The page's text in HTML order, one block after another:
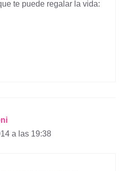
te puede regalar la vida:
a las 19:38